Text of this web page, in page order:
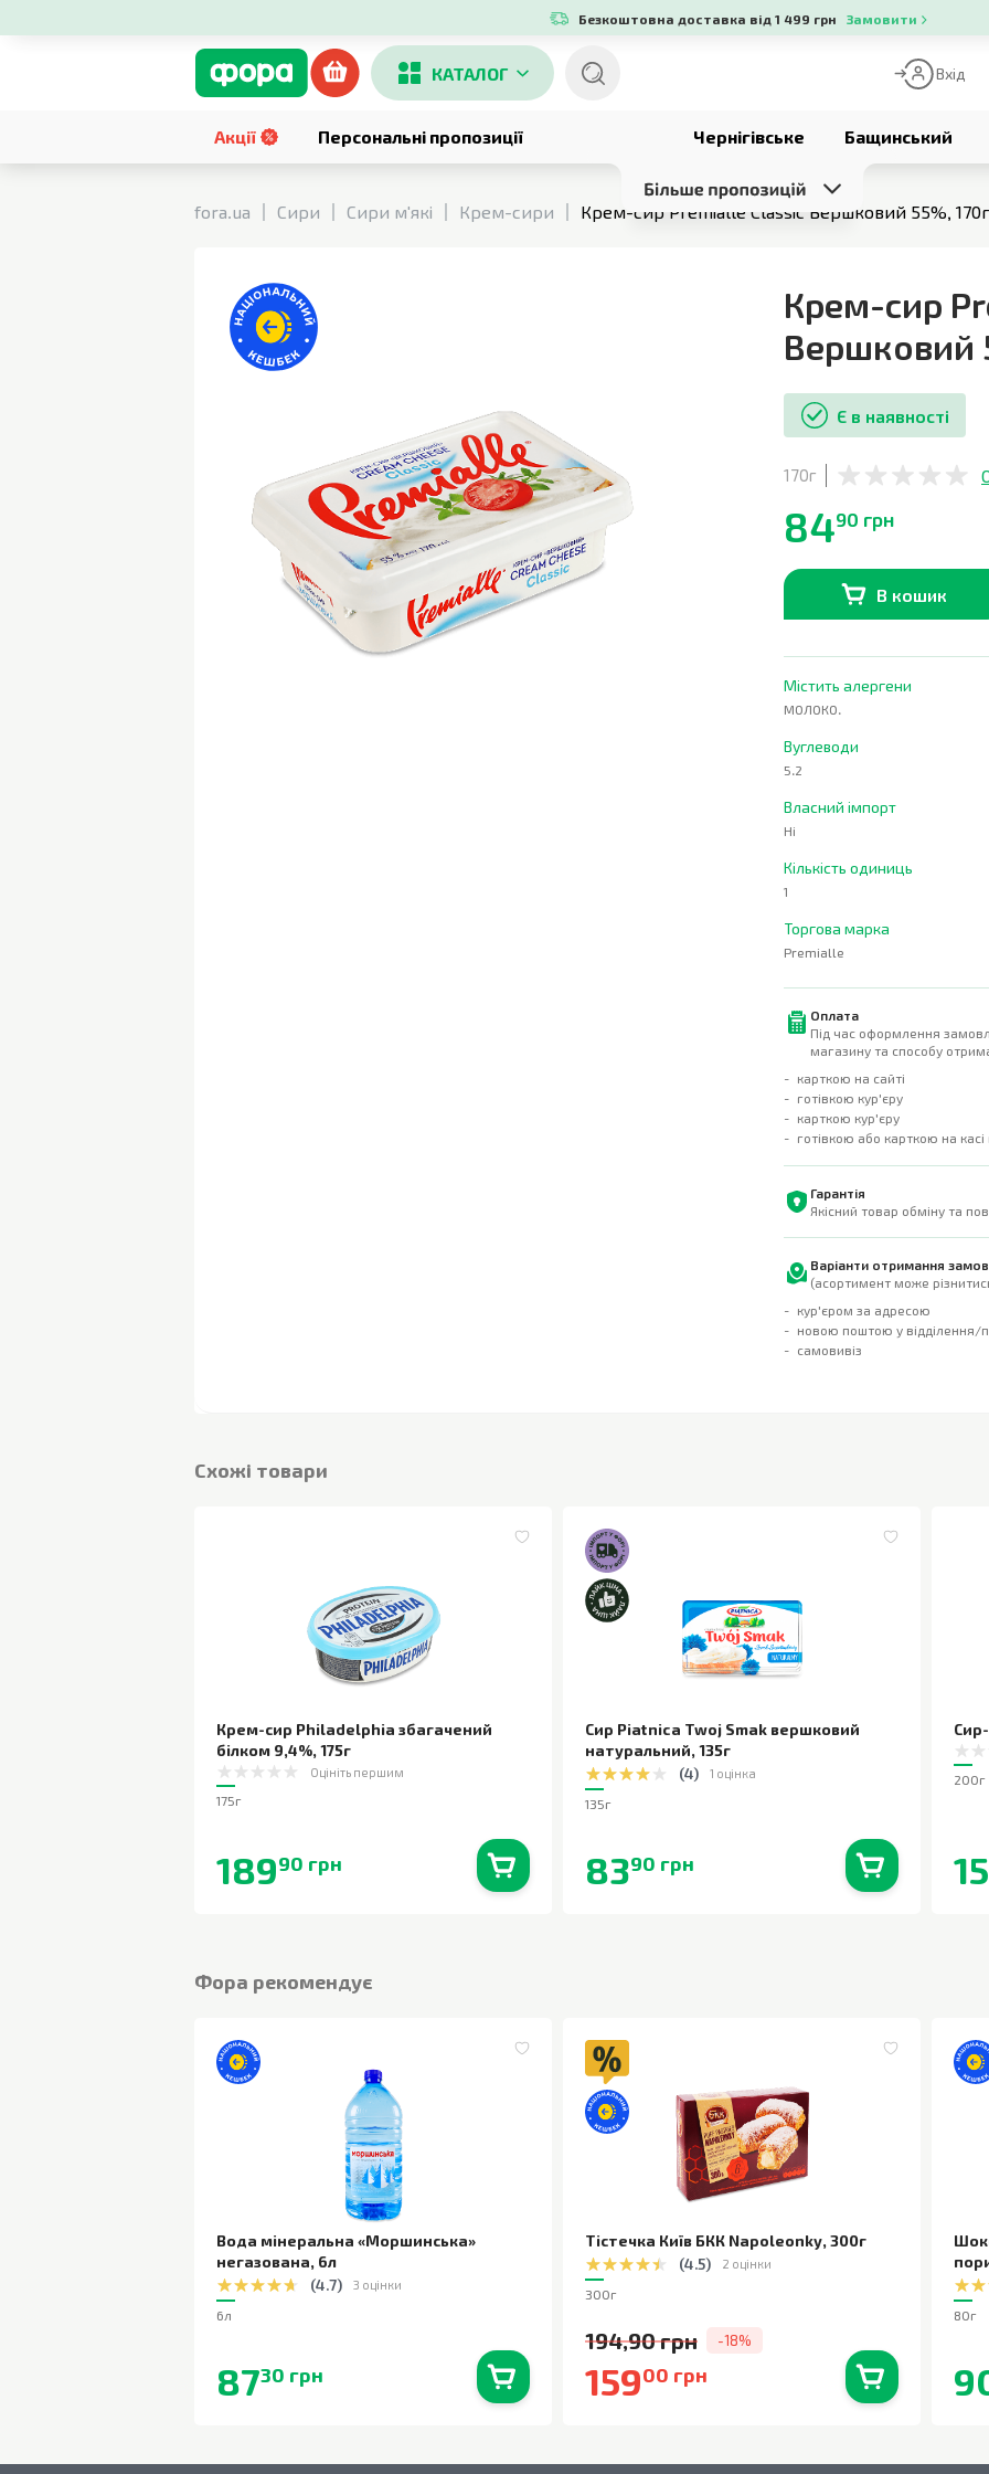
Безкоштовна доставка від 1 499 грн Замовити
КАТАЛОГ Вхід
Акції Персональні пропозиції Чернігівське Бащинський
fora.ua
Сири Сири м'які Крем-сири Крем-сир Premialle Classic Вершковий 55%, 170г
Крем-сир
Вершковий
Є в наявності
170г
8490 грн
В кошик
Містить алергени
МОЛОКО.
Вуглеводи
5.2
Власний імпорт
Ні
Кількість одиниць
1
Торгова марка
Premialle
Оплата
Під час оформлення
магазину та способу
карткою на сайті
готівкою кур'єру
карткою кур'єру
готівкою або карткою на
Гарантія
Якісний товар обміну та
Варіанти отримання
(асортимент може
кур'єром за адресою
новою поштою у відділення/
самовивіз
Cхожі товари
Крем-сир Philadelphia збагачений
білком 9,4%, 175г
Оцініть першим
175г
18990 грн
Сир Piatnica Twoj Smak вершковий
натуральний, 135г
(4) 1 оцінка
135г
8390 грн
200г
Фора рекомендує
Вода мінеральна «Моршинська»
негазована, 6л
(4.7) 3 оцінки
6л
8730 грн
Тістечка Київ БКК Napoleonky, 300г
(4.5) 2 оцінки
300г
194,90 грн -18%
15900 грн
80г